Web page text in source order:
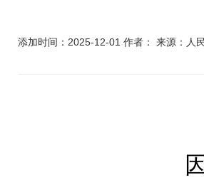
添加时间：2025-12-01 作者： 来源：人